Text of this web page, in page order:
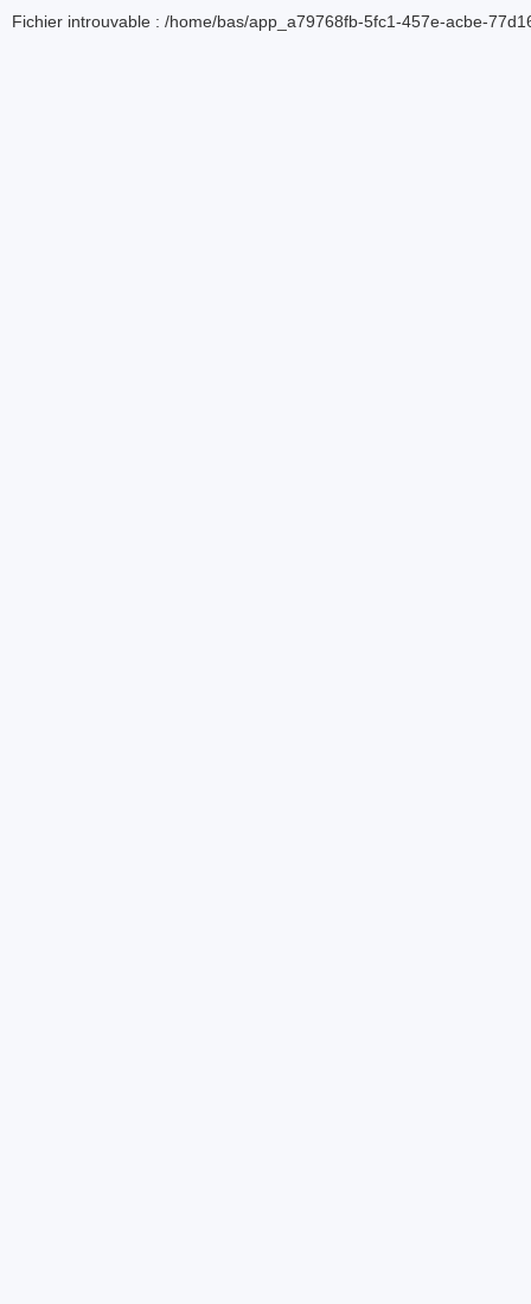
Fichier introuvable : /home/bas/app_a79768fb-5fc1-457e-acbe-